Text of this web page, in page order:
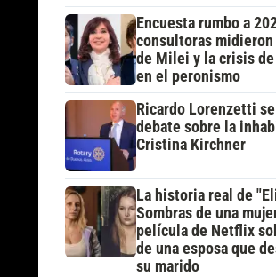
Encuesta rumbo a
consultoras
de Milei y la crisis
en el peronismo
Ricardo Lorenzetti
debate sobre la
Cristina Kirchner
La historia real de
Sombras de una
película de Netflix
de una esposa que
su marido